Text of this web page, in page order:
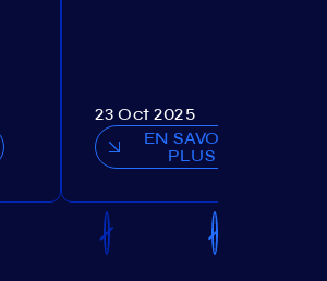
23 Oct 2025
EN SAVOIR
PLUS